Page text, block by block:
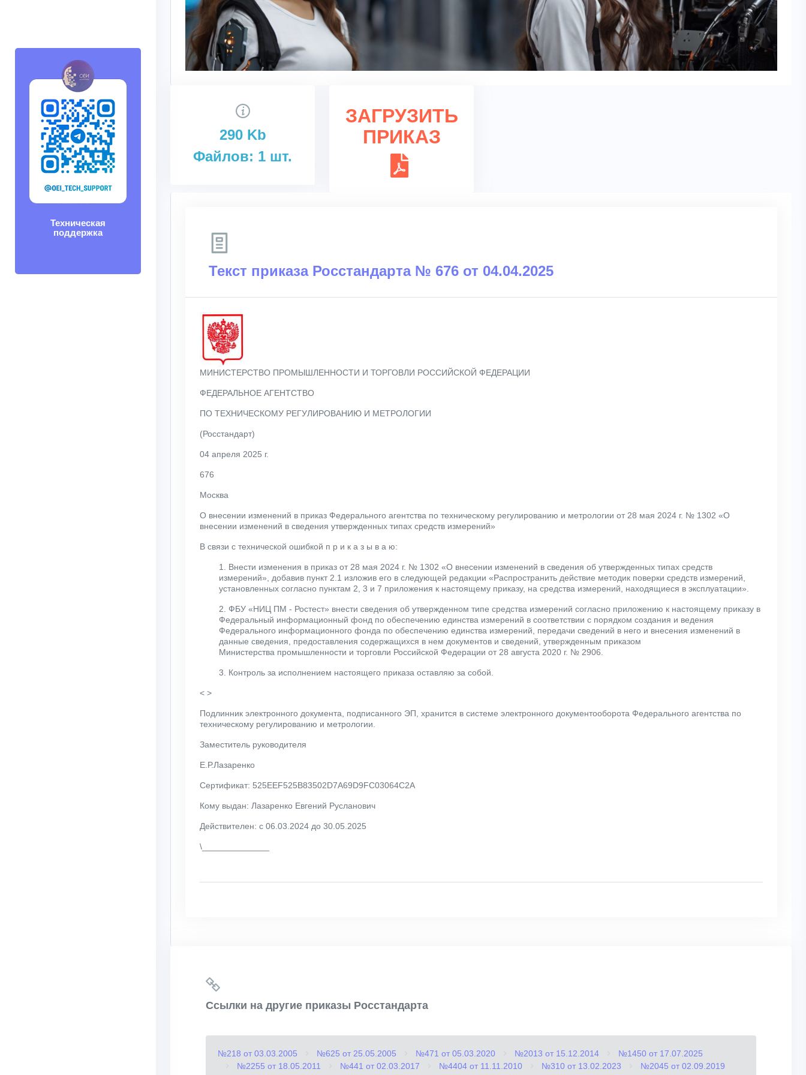
Техническая
поддержка
290 Kb
Файлов: 1 шт.
ЗАГРУЗИТЬ
ПРИКАЗ
Текст приказа Росстандарта № 676 от 04.04.2025
МИНИСТЕРСТВО ПРОМЫШЛЕННОСТИ И ТОРГОВЛИ РОССИЙСКОЙ ФЕДЕРАЦИИ
ФЕДЕРАЛЬНОЕ АГЕНТСТВО
ПО ТЕХНИЧЕСКОМУ РЕГУЛИРОВАНИЮ И МЕТРОЛОГИИ
(Росстандарт)
04 апреля 2025 г.
676
Москва
О внесении изменений в приказ Федерального агентства по техническому регулированию и метрологии от 28 мая 2024 г. № 1302 «О
внесении изменений в сведения утвержденных типах средств измерений»
В связи с технической ошибкой п р и к а з ы в а ю:
1. Внести изменения в приказ от 28 мая 2024 г. № 1302 «О внесении изменений в сведения об утвержденных типах средств
измерений», добавив пункт 2.1 изложив его в следующей редакции «Распространить действие методик поверки средств измерений,
установленных согласно пунктам 2, 3 и 7 приложения к настоящему приказу, на средства измерений, находящиеся в эксплуатации».
2. ФБУ «НИЦ ПМ - Ростест» внести сведения об утвержденном типе средства измерений согласно приложению к настоящему приказу в
Федеральный информационный фонд по обеспечению единства измерений в соответствии с порядком создания и ведения
Федерального информационного фонда по обеспечению единства измерений, передачи сведений в него и внесения изменений в
данные сведения, предоставления содержащихся в нем документов и сведений, утвержденным приказом
Министерства промышленности и торговли Российской Федерации от 28 августа 2020 г. № 2906.
3. Контроль за исполнением настоящего приказа оставляю за собой.
< >
Подлинник электронного документа, подписанного ЭП, хранится в системе электронного документооборота Федерального агентства по
техническому регулированию и метрологии.
Заместитель руководителя
Е.Р.Лазаренко
Сертификат: 525EEF525B83502D7A69D9FC03064C2A
Кому выдан: Лазаренко Евгений Русланович
Действителен: с 06.03.2024 до 30.05.2025
\______________
Ссылки на другие приказы Росстандарта
№218 от 03.03.2005 №625 от 25.05.2005 №471 от 05.03.2020 №2013 от 15.12.2014
№1450 от 17.07.2025
№2255 от 18.05.2011
№441 от 02.03.2017 №4404 от 11.11.2010 №310 от 13.02.2023
№2045 от 02.09.2019